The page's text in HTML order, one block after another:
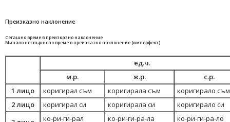
Преизказно наклонение
Сегашно време в преизказно наклонение
Минало несвършено време в преизказно наклонение (имперфект)
ед.ч.
м.р.
ж.р.
с.р.
1 лицо
коригирал съм коригирала съм
коригирало съм
2 лицо
коригирал си коригирала си
коригирало си
ко-ри-ги-рал
ко-ри-ги-ра-ла
ко-ри-ги-ра-ло